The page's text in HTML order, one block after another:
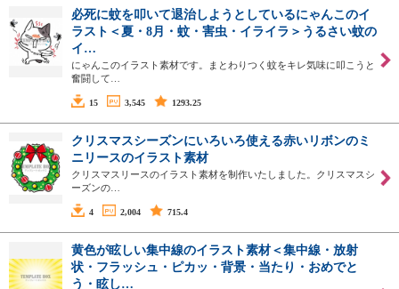
必死に蚊を叩いて退治しようとしているにゃんこのイ
ラスト＜夏・8月・蚊・害虫・イライラ＞うるさい蚊の
イ…
にゃんこのイラスト素材です。まとわりつく蚊をキレ気味に叩こうと
奮闘して…
15 3,545 1293.25
クリスマスシーズンにいろいろ使える赤いリボンのミ
ニリースのイラスト素材
クリスマスリースのイラスト素材を制作いたしました。クリスマスシ
ーズンの…
4 2,004 715.4
黄色が眩しい集中線のイラスト素材＜集中線・放射
状・フラッシュ・ピカッ・背景・当たり・おめでと
う・眩し…